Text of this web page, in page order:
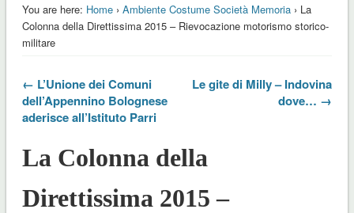
You are here: Home› Ambiente Costume Società Memoria› La
Colonna della Direttissima 2015 – Rievocazione motorismo storico-
militare
← L’Unione dei Comuni
dell’Appennino Bolognese
aderisce all’Istituto Parri
Le gite di Milly – Indovina
dove… →
La Colonna della
Direttissima 2015 –